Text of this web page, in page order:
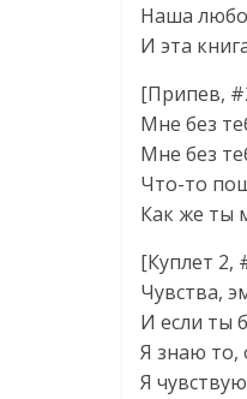
Наша
И эта
[Припев,
Мне без
Мне без
Что-то
Как же ты
[Куплет
Чувства,
И если ты
Я знаю
Я